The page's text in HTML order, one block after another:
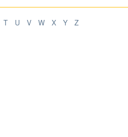
T U V W X Y
Z